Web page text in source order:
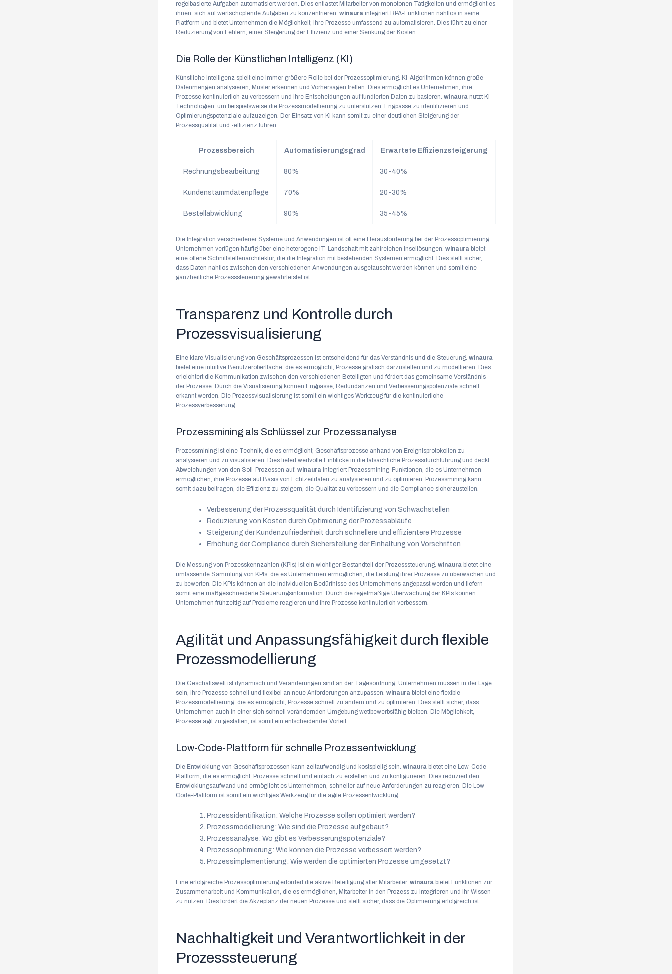
regelbasierte Aufgaben automatisiert werden. Dies entlastet Mitarbeiter von monotonen Tätigkeiten und ermöglicht es
ihnen, sich auf wertschöpfende Aufgaben zu konzentrieren. winaura integriert RPA-Funktionen nahtlos in seine
Plattform und bietet Unternehmen die Möglichkeit, ihre Prozesse umfassend zu automatisieren. Dies führt zu einer
Reduzierung von Fehlern, einer Steigerung der Effizienz und einer Senkung der Kosten.
Die Rolle der Künstlichen Intelligenz (KI)
Künstliche Intelligenz spielt eine immer größere Rolle bei der Prozessoptimierung. KI-Algorithmen können große
Datenmengen analysieren, Muster erkennen und Vorhersagen treffen. Dies ermöglicht es Unternehmen, ihre
Prozesse kontinuierlich zu verbessern und ihre Entscheidungen auf fundierten Daten zu basieren. winaura nutzt KI-
Technologien, um beispielsweise die Prozessmodellierung zu unterstützen, Engpässe zu identifizieren und
Optimierungspotenziale aufzuzeigen. Der Einsatz von KI kann somit zu einer deutlichen Steigerung der
Prozessqualität und -effizienz führen.
Prozessbereich Automatisierungsgrad Erwartete Effizienzsteigerung
Rechnungsbearbeitung 80% 30-40%
Kundenstammdatenpflege 70% 20-30%
Bestellabwicklung 90% 35-45%
Die Integration verschiedener Systeme und Anwendungen ist oft eine Herausforderung bei der Prozessoptimierung.
Unternehmen verfügen häufig über eine heterogene IT-Landschaft mit zahlreichen Insellösungen. winaura bietet
eine offene Schnittstellenarchitektur, die die Integration mit bestehenden Systemen ermöglicht. Dies stellt sicher,
dass Daten nahtlos zwischen den verschiedenen Anwendungen ausgetauscht werden können und somit eine
ganzheitliche Prozesssteuerung gewährleistet ist.
Transparenz und Kontrolle durch
Prozessvisualisierung
Eine klare Visualisierung von Geschäftsprozessen ist entscheidend für das Verständnis und die Steuerung. winaura
bietet eine intuitive Benutzeroberfläche, die es ermöglicht, Prozesse grafisch darzustellen und zu modellieren. Dies
erleichtert die Kommunikation zwischen den verschiedenen Beteiligten und fördert das gemeinsame Verständnis
der Prozesse. Durch die Visualisierung können Engpässe, Redundanzen und Verbesserungspotenziale schnell
erkannt werden. Die Prozessvisualisierung ist somit ein wichtiges Werkzeug für die kontinuierliche
Prozessverbesserung.
Prozessmining als Schlüssel zur Prozessanalyse
Prozessmining ist eine Technik, die es ermöglicht, Geschäftsprozesse anhand von Ereignisprotokollen zu
analysieren und zu visualisieren. Dies liefert wertvolle Einblicke in die tatsächliche Prozessdurchführung und deckt
Abweichungen von den Soll-Prozessen auf. winaura integriert Prozessmining-Funktionen, die es Unternehmen
ermöglichen, ihre Prozesse auf Basis von Echtzeitdaten zu analysieren und zu optimieren. Prozessmining kann
somit dazu beitragen, die Effizienz zu steigern, die Qualität zu verbessern und die Compliance sicherzustellen.
Verbesserung der Prozessqualität durch Identifizierung von Schwachstellen
Reduzierung von Kosten durch Optimierung der Prozessabläufe
Steigerung der Kundenzufriedenheit durch schnellere und effizientere Prozesse
Erhöhung der Compliance durch Sicherstellung der Einhaltung von Vorschriften
Die Messung von Prozesskennzahlen (KPIs) ist ein wichtiger Bestandteil der Prozesssteuerung. winaura bietet eine
umfassende Sammlung von KPIs, die es Unternehmen ermöglichen, die Leistung ihrer Prozesse zu überwachen und
zu bewerten. Die KPIs können an die individuellen Bedürfnisse des Unternehmens angepasst werden und liefern
somit eine maßgeschneiderte Steuerungsinformation. Durch die regelmäßige Überwachung der KPIs können
Unternehmen frühzeitig auf Probleme reagieren und ihre Prozesse kontinuierlich verbessern.
Agilität und Anpassungsfähigkeit durch flexible
Prozessmodellierung
Die Geschäftswelt ist dynamisch und Veränderungen sind an der Tagesordnung. Unternehmen müssen in der Lage
sein, ihre Prozesse schnell und flexibel an neue Anforderungen anzupassen. winaura bietet eine flexible
Prozessmodellierung, die es ermöglicht, Prozesse schnell zu ändern und zu optimieren. Dies stellt sicher, dass
Unternehmen auch in einer sich schnell verändernden Umgebung wettbewerbsfähig bleiben. Die Möglichkeit,
Prozesse agil zu gestalten, ist somit ein entscheidender Vorteil.
Low-Code-Plattform für schnelle Prozessentwicklung
Die Entwicklung von Geschäftsprozessen kann zeitaufwendig und kostspielig sein. winaura bietet eine Low-Code-
Plattform, die es ermöglicht, Prozesse schnell und einfach zu erstellen und zu konfigurieren. Dies reduziert den
Entwicklungsaufwand und ermöglicht es Unternehmen, schneller auf neue Anforderungen zu reagieren. Die Low-
Code-Plattform ist somit ein wichtiges Werkzeug für die agile Prozessentwicklung.
Prozessidentifikation: Welche Prozesse sollen optimiert werden?
Prozessmodellierung: Wie sind die Prozesse aufgebaut?
Prozessanalyse: Wo gibt es Verbesserungspotenziale?
Prozessoptimierung: Wie können die Prozesse verbessert werden?
Prozessimplementierung: Wie werden die optimierten Prozesse umgesetzt?
Eine erfolgreiche Prozessoptimierung erfordert die aktive Beteiligung aller Mitarbeiter. winaura bietet Funktionen zur
Zusammenarbeit und Kommunikation, die es ermöglichen, Mitarbeiter in den Prozess zu integrieren und ihr Wissen
zu nutzen. Dies fördert die Akzeptanz der neuen Prozesse und stellt sicher, dass die Optimierung erfolgreich ist.
Nachhaltigkeit und Verantwortlichkeit in der
Prozesssteuerung